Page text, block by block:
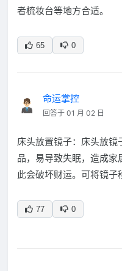
者梳妆台等地方合适。
65 0
命运掌控
回答于 01 月 02 日
床头放置镜子：床头放
品，易导致失眠，造成
此会破坏财运。可将镜子
77 0